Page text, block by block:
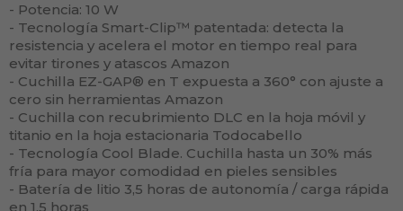
- Potencia: 10 W
- Tecnología Smart-Clip™ patentada: detecta la
resistencia y acelera el motor en tiempo real para
evitar tirones y atascos Amazon
- Cuchilla EZ-GAP® en T expuesta a 360° con ajuste a
cero sin herramientas Amazon
- Cuchilla con recubrimiento DLC en la hoja móvil y
titanio en la hoja estacionaria Todocabello
- Tecnología Cool Blade. Cuchilla hasta un 30% más
fría para mayor comodidad en pieles sensibles
- Batería de litio 3,5 horas de autonomía / carga rápida
en 1,5 horas